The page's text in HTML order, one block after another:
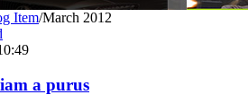
Item/March 2012
a purus